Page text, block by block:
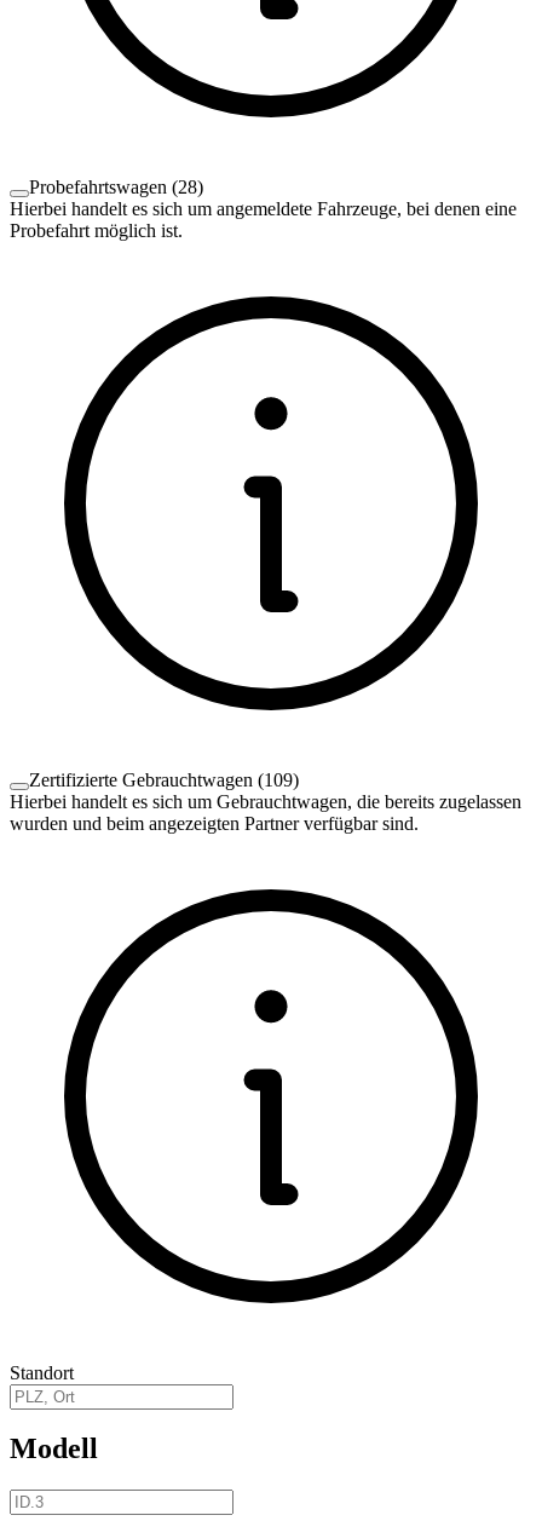
Probefahrtswagen (28)
Hierbei handelt es sich um angemeldete Fahrzeuge, bei denen eine
Probefahrt möglich ist.
Zertifizierte Gebrauchtwagen (109)
Hierbei handelt es sich um Gebrauchtwagen, die bereits zugelassen
wurden und beim angezeigten Partner verfügbar sind.
Standort
Modell